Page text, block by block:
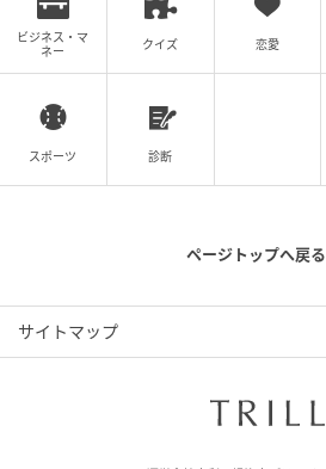
ビジネス・マ
ネー
クイズ 恋愛
スポーツ 診断
ページトップへ戻る
サイトマップ